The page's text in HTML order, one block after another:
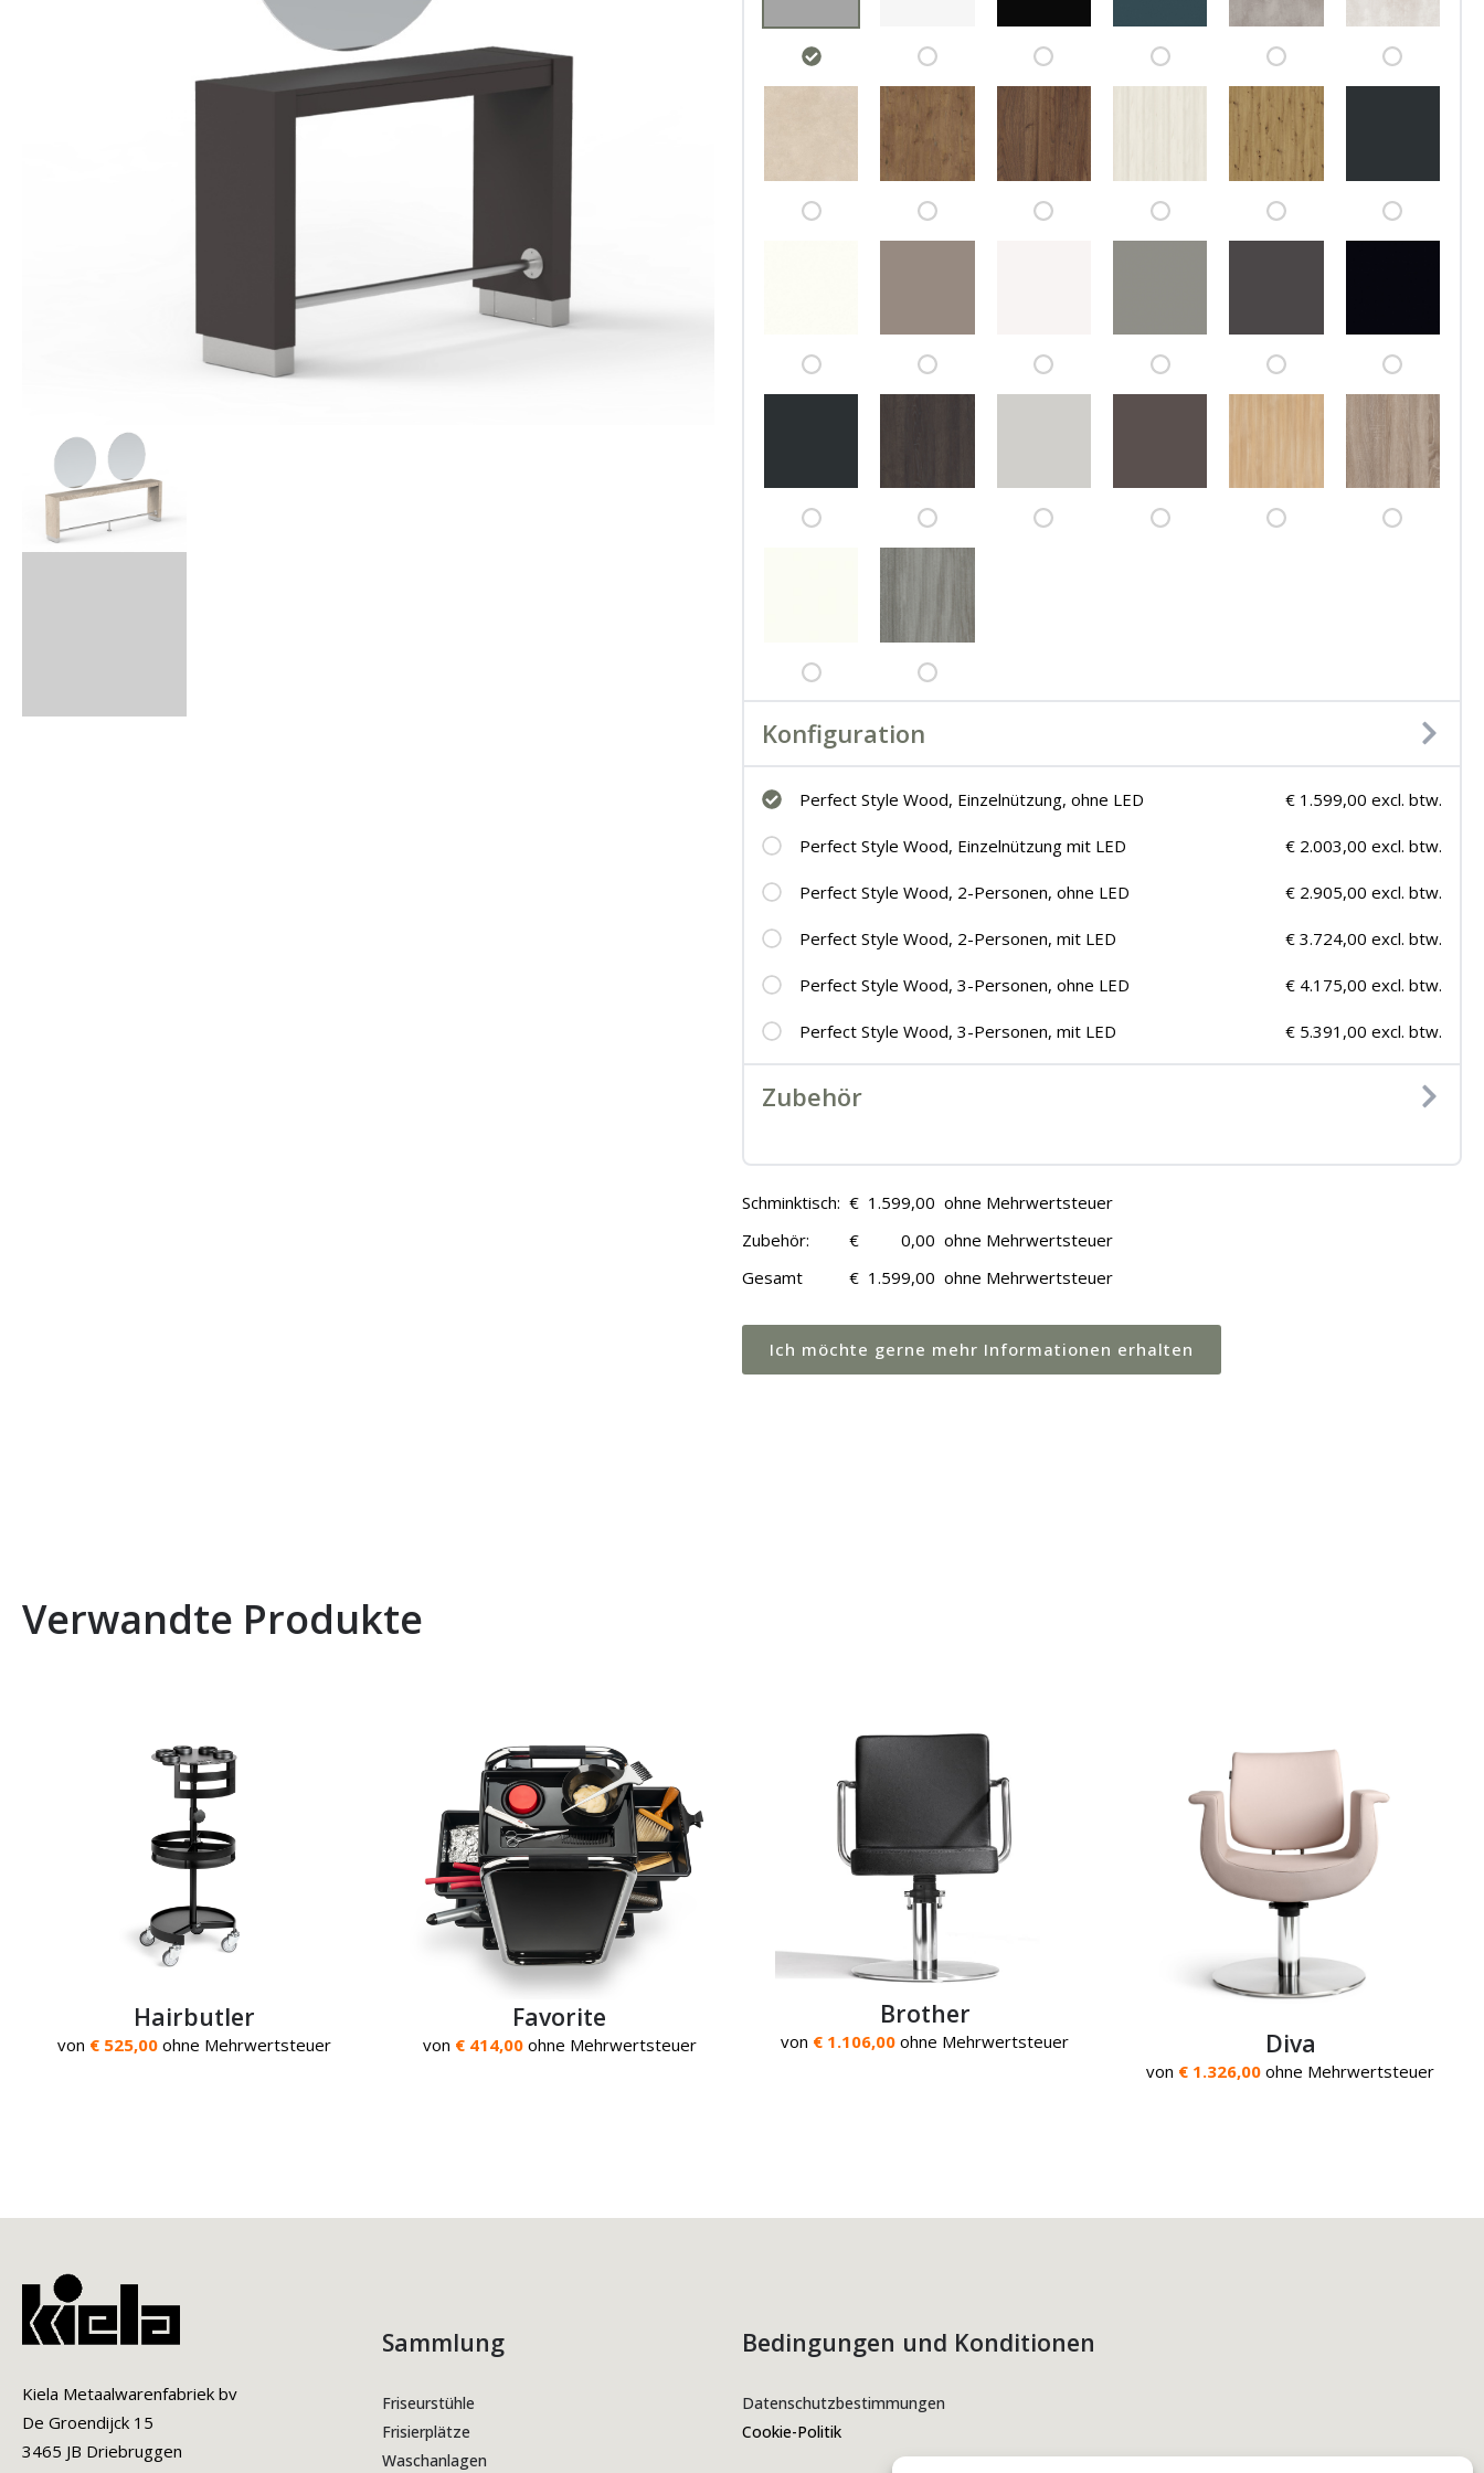
Konfiguration
Perfect Style Wood, Einzelnützung, ohne LED € 1.599,00 excl. btw.
Perfect Style Wood, Einzelnützung mit LED € 2.003,00 excl. btw.
Perfect Style Wood, 2-Personen, ohne LED € 2.905,00 excl. btw.
Perfect Style Wood, 2-Personen, mit LED € 3.724,00 excl. btw.
Perfect Style Wood, 3-Personen, ohne LED € 4.175,00 excl. btw.
Perfect Style Wood, 3-Personen, mit LED € 5.391,00 excl. btw.
Zubehör
Schminktisch: € 1.599,00 ohne Mehrwertsteuer
Zubehör:
€ 0,00 ohne Mehrwertsteuer
Gesamt
€ 1.599,00 ohne Mehrwertsteuer
Ich möchte gerne mehr Informationen erhalten
Verwandte Produkte
Hairbutler
von € 525,00 ohne Mehrwertsteuer
Favorite
von € 414,00 ohne Mehrwertsteuer
Brother
von € 1.106,00 ohne Mehrwertsteuer Diva
von € 1.326,00 ohne Mehrwertsteuer
Kiela Metaalwarenfabriek bv
De Groendijck 15
3465 JB Driebruggen
Sammlung
Friseurstühle
Frisierplätze
Waschanlagen
Bedingungen und Konditionen
Datenschutzbestimmungen
Cookie-Politik